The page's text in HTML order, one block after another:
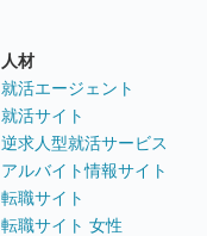
人材
就活エージェント
就活サイト
逆求人型就活サービス
アルバイト情報サイト
転職サイト
転職サイト 女性